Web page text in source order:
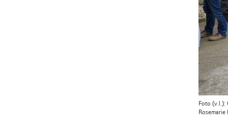
Foto (v.l.):